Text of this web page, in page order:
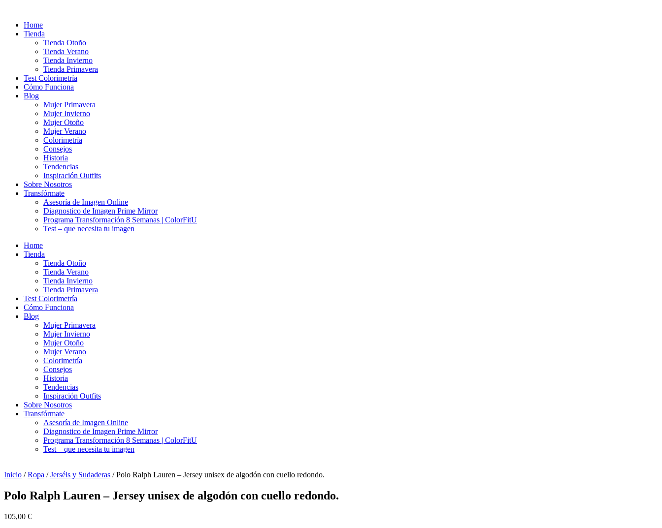
contenidoHome
Tienda
Tienda Otoño
Tienda Verano
Tienda Invierno
Tienda Primavera
Test Colorimetría
Cómo Funciona
Blog
Mujer Primavera
Mujer Invierno
Mujer Otoño
Mujer Verano
Colorimetría
Consejos
Historia
Tendencias
Inspiración Outfits
Sobre Nosotros
Transfórmate
Asesoría de Imagen Online
Diagnostico de Imagen Prime Mirror
Programa Transformación 8 Semanas | ColorFitU
Test – que necesita tu imagen
Home
Tienda
Tienda Otoño
Tienda Verano
Tienda Invierno
Tienda Primavera
Test Colorimetría
Cómo Funciona
Blog
Mujer Primavera
Mujer Invierno
Mujer Otoño
Mujer Verano
Colorimetría
Consejos
Historia
Tendencias
Inspiración Outfits
Sobre Nosotros
Transfórmate
Asesoría de Imagen Online
Diagnostico de Imagen Prime Mirror
Programa Transformación 8 Semanas | ColorFitU
Test – que necesita tu imagen
Inicio /Ropa /Jerséis y Sudaderas / Polo Ralph Lauren – Jersey unisex de algodón con cuello redondo.
Polo Ralph Lauren – Jersey unisex de algodón con cuello redondo.
105,00 €